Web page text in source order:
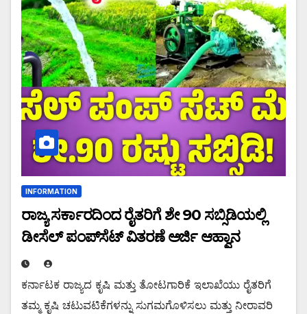
INFORMATION
ರಾಜ್ಯ ಸರ್ಕಾರದಿಂದ ರೈತರಿಗೆ ಶೇ 90 ಸಬ್ಸಿಡಿಯಲ್ಲಿ
ಡೀಸೆಲ್ ಪಂಪ್‌ಸೆಟ್ ವಿತರಣೆ ಅರ್ಜಿ ಆಹ್ವಾನ
ಕರ್ನಾಟಕ ರಾಜ್ಯದ ಕೃಷಿ ಮತ್ತು ತೋಟಗಾರಿಕೆ ಇಲಾಖೆಯು ರೈತರಿಗೆ
ತಮ್ಮ ಕೃಷಿ ಚಟುವಟಿಕೆಗಳನ್ನು ಸುಗಮಗೊಳಿಸಲು ಮತ್ತು ನೀರಾವರಿ